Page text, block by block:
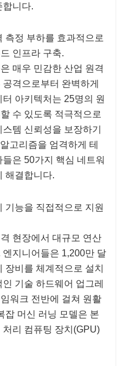
합니다.
측정 부하를 효과적으로
인프라 구축.
매우 민감한 산업 원격
격으로부터 완벽하게
아키텍처는 25명의 원
수 있도록 적극적으로
템 신뢰성을 보장하기
고리즘을 엄격하게 테
은 50가지 핵심 네트워
해결합니다.
기능을 직접적으로 지원
현장에서 대규모 연산
지니어들은 1,200만 달
장비를 체계적으로 설치
기술 하드웨어 업그레
워크 전반에 걸쳐 원활
잡 머신 러닝 모델은 본
리 컴퓨팅 장치(GPU)